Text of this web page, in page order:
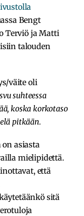
Bengt
Terviö ja Matti
talouden
väite oli
suhteessa
koska korkotaso
pitkään.
asiasta
mielipidettä.
että
sitä